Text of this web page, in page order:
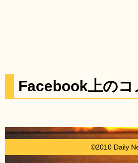
Facebook上のコ
©2010 Daily